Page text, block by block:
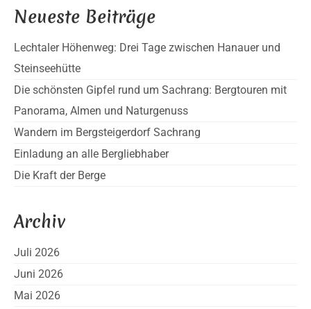
Neueste Beiträge
Lechtaler Höhenweg: Drei Tage zwischen Hanauer und
Steinseehütte
Die schönsten Gipfel rund um Sachrang: Bergtouren mit
Panorama, Almen und Naturgenuss
Wandern im Bergsteigerdorf Sachrang
Einladung an alle Bergliebhaber
Die Kraft der Berge
Archiv
Juli 2026
Juni 2026
Mai 2026